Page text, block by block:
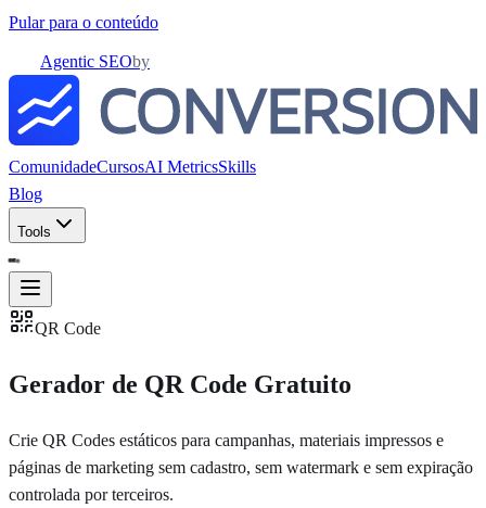
Pular para o conteúdo
Agentic SEOby
ComunidadeCursosAI MetricsSkills
Blog
Tools
QR Code
Gerador de QR Code Gratuito
Crie QR Codes estáticos para campanhas, materiais impressos e
páginas de marketing sem cadastro, sem watermark e sem expiração
controlada por terceiros.